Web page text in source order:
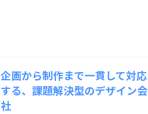
企画から制作まで一貫して対応
する、課題解決型のデザイン会
社